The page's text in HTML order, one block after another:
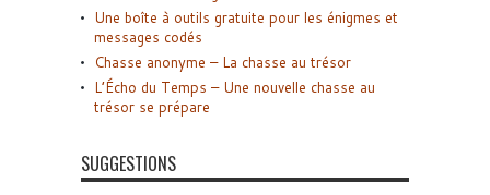
Une boîte à outils gratuite pour les énigmes et
messages codés
Chasse anonyme – La chasse au trésor
L’Écho du Temps – Une nouvelle chasse au
trésor se prépare
SUGGESTIONS